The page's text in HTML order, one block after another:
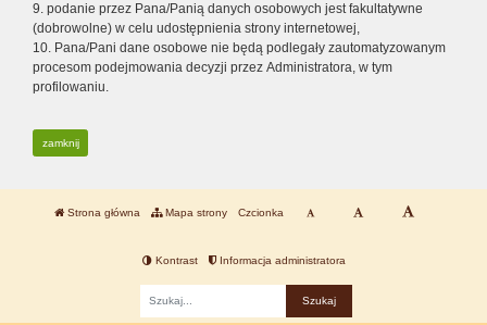
9. podanie przez Pana/Panią danych osobowych jest fakultatywne
(dobrowolne) w celu udostępnienia strony internetowej,
10. Pana/Pani dane osobowe nie będą podlegały zautomatyzowanym
procesom podejmowania decyzji przez Administratora, w tym
profilowaniu.
zamknij
Strona główna Mapa strony Czcionka
Kontrast Informacja administratora